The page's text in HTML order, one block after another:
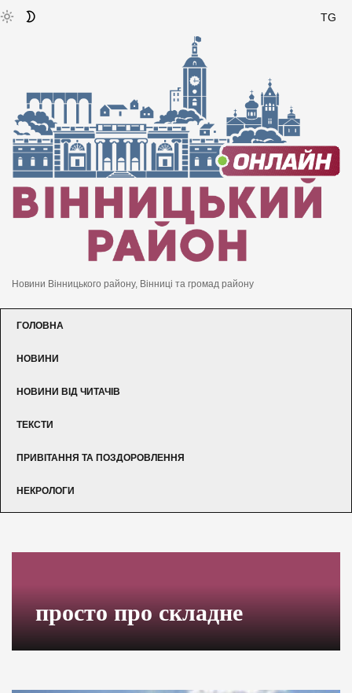
TG
Новини Вінницького району, Вінниці та громад району
ГОЛОВНА
НОВИНИ
НОВИНИ ВІД ЧИТАЧІВ
ТЕКСТИ
ПРИВІТАННЯ ТА ПОЗДОРОВЛЕННЯ
НЕКРОЛОГИ
просто про складне